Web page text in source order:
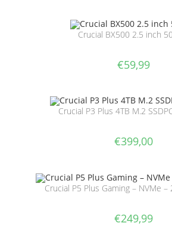
Crucial BX500 2.5 inch
€59,99
Crucial P3 Plus 4TB M.2
€399,00
Crucial P5 Plus Gaming – NVMe –
€249,99